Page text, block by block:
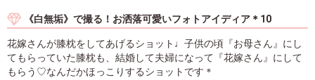
《白無垢》で撮る！お洒落可愛いフォトアイディア＊10
花嫁さんが膝枕をしてあげるショット♩子供の頃『お母さん』にし
てもらっていた膝枕も、結婚して夫婦になって『花嫁さん』にして
もらう♡なんだかほっこりするショットです＊